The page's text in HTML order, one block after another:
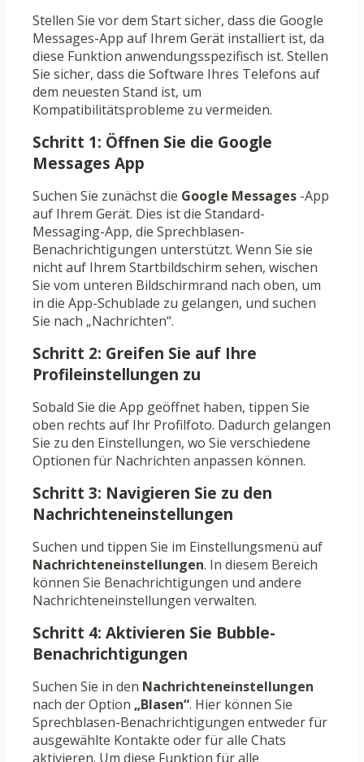
Stellen Sie vor dem Start sicher, dass die Google
Messages-App auf Ihrem Gerät installiert ist, da
diese Funktion anwendungsspezifisch ist. Stellen
Sie sicher, dass die Software Ihres Telefons auf
dem neuesten Stand ist, um
Kompatibilitätsprobleme zu vermeiden.
Schritt 1: Öffnen Sie die Google
Messages App
Suchen Sie zunächst die Google Messages -App
auf Ihrem Gerät. Dies ist die Standard-
Messaging-App, die Sprechblasen-
Benachrichtigungen unterstützt. Wenn Sie sie
nicht auf Ihrem Startbildschirm sehen, wischen
Sie vom unteren Bildschirmrand nach oben, um
in die App-Schublade zu gelangen, und suchen
Sie nach „Nachrichten“.
Schritt 2: Greifen Sie auf Ihre
Profileinstellungen zu
Sobald Sie die App geöffnet haben, tippen Sie
oben rechts auf Ihr Profilfoto. Dadurch gelangen
Sie zu den Einstellungen, wo Sie verschiedene
Optionen für Nachrichten anpassen können.
Schritt 3: Navigieren Sie zu den
Nachrichteneinstellungen
Suchen und tippen Sie im Einstellungsmenü auf
Nachrichteneinstellungen. In diesem Bereich
können Sie Benachrichtigungen und andere
Nachrichteneinstellungen verwalten.
Schritt 4: Aktivieren Sie Bubble-
Benachrichtigungen
Suchen Sie in den Nachrichteneinstellungen
nach der Option „Blasen“. Hier können Sie
Sprechblasen-Benachrichtigungen entweder für
ausgewählte Kontakte oder für alle Chats
aktivieren. Um diese Funktion für alle